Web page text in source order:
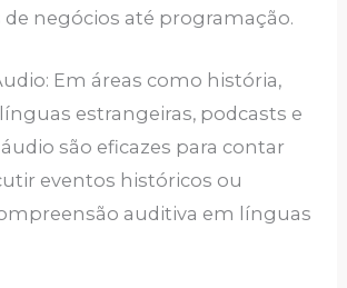
de negócios até programação.
Em áreas como história,
estrangeiras, podcasts e
são eficazes para contar
eventos históricos ou
auditiva em línguas